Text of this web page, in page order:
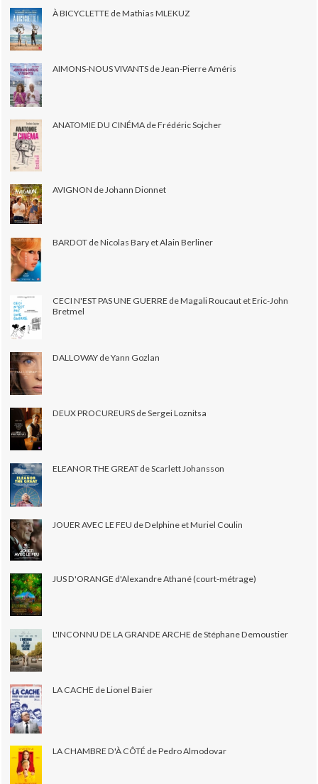
À BICYCLETTE de Mathias MLEKUZ
AIMONS-NOUS VIVANTS de Jean-Pierre Améris
ANATOMIE DU CINÉMA de Frédéric Sojcher
AVIGNON de Johann Dionnet
BARDOT de Nicolas Bary et Alain Berliner
CECI N'EST PAS UNE GUERRE de Magali Roucaut et Eric-John
Bretmel
DALLOWAY de Yann Gozlan
DEUX PROCUREURS de Sergei Loznitsa
ELEANOR THE GREAT de Scarlett Johansson
JOUER AVEC LE FEU de Delphine et Muriel Coulin
JUS D'ORANGE d'Alexandre Athané (court-métrage)
L'INCONNU DE LA GRANDE ARCHE de Stéphane Demoustier
LA CACHE de Lionel Baier
LA CHAMBRE D'À CÔTÉ de Pedro Almodovar